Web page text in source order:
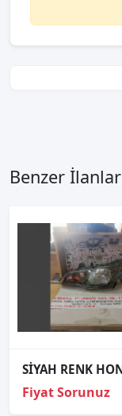
Benzer İlanlar
Fiyat Sorunuz